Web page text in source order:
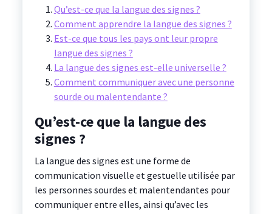
Qu’est-ce que la langue des signes ?
Comment apprendre la langue des signes ?
Est-ce que tous les pays ont leur propre
langue des signes ?
La langue des signes est-elle universelle ?
Comment communiquer avec une personne
sourde ou malentendante ?
Qu’est-ce que la langue des
signes ?
La langue des signes est une forme de
communication visuelle et gestuelle utilisée par
les personnes sourdes et malentendantes pour
communiquer entre elles, ainsi qu’avec les